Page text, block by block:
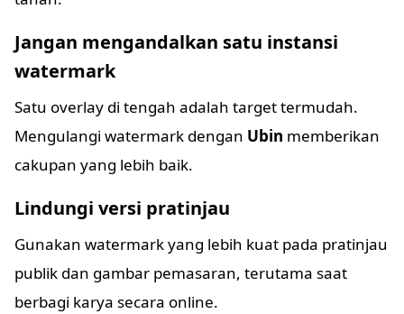
Jangan mengandalkan satu instansi
watermark
Satu overlay di tengah adalah target termudah.
Mengulangi watermark dengan Ubin memberikan
cakupan yang lebih baik.
Lindungi versi pratinjau
Gunakan watermark yang lebih kuat pada pratinjau
publik dan gambar pemasaran, terutama saat
berbagi karya secara online.